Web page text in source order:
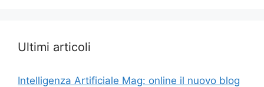
Ultimi articoli
Intelligenza Artificiale Mag: online il nuovo blog